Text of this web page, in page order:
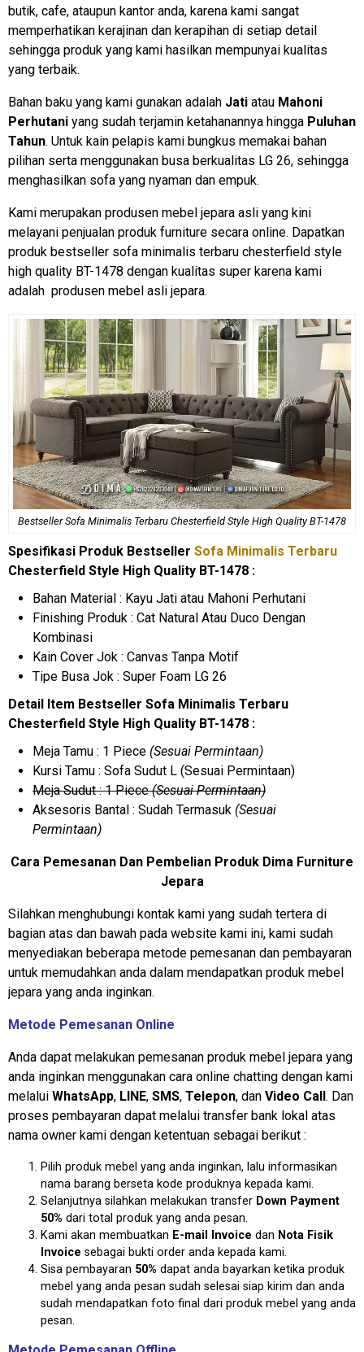
butik, cafe, ataupun kantor anda, karena kami sangat
memperhatikan kerajinan dan kerapihan di setiap detail
sehingga produk yang kami hasilkan mempunyai kualitas
yang terbaik.
Bahan baku yang kami gunakan adalah Jati atau Mahoni
Perhutani yang sudah terjamin ketahanannya hingga Puluhan
Tahun. Untuk kain pelapis kami bungkus memakai bahan
pilihan serta menggunakan busa berkualitas LG 26, sehingga
menghasilkan sofa yang nyaman dan empuk.
Kami merupakan produsen mebel jepara asli yang kini
melayani penjualan produk furniture secara online. Dapatkan
produk bestseller sofa minimalis terbaru chesterfield style
high quality BT-1478 dengan kualitas super karena kami
adalah produsen mebel asli jepara.
Bestseller Sofa Minimalis Terbaru Chesterfield Style High Quality BT-1478
Spesifikasi Produk Bestseller Sofa Minimalis Terbaru
Chesterfield Style High Quality BT-1478 :
Bahan Material : Kayu Jati atau Mahoni Perhutani
Finishing Produk : Cat Natural Atau Duco Dengan
Kombinasi
Kain Cover Jok : Canvas Tanpa Motif
Tipe Busa Jok : Super Foam LG 26
Detail Item Bestseller Sofa Minimalis Terbaru
Chesterfield Style High Quality BT-1478 :
Meja Tamu : 1 Piece (Sesuai Permintaan)
Kursi Tamu : Sofa Sudut L (Sesuai Permintaan)
Meja Sudut : 1 Piece(Sesuai Permintaan)
Aksesoris Bantal : Sudah Termasuk (Sesuai
Permintaan)
Cara Pemesanan Dan Pembelian Produk Dima Furniture
Jepara
Silahkan menghubungi kontak kami yang sudah tertera di
bagian atas dan bawah pada website kami ini, kami sudah
menyediakan beberapa metode pemesanan dan pembayaran
untuk memudahkan anda dalam mendapatkan produk mebel
jepara yang anda inginkan.
Metode Pemesanan Online
Anda dapat melakukan pemesanan produk mebel jepara yang
anda inginkan menggunakan cara online chatting dengan kami
melalui WhatsApp, LINE, SMS, Telepon, dan Video Call. Dan
proses pembayaran dapat melalui transfer bank lokal atas
nama owner kami dengan ketentuan sebagai berikut :
Pilih produk mebel yang anda inginkan, lalu informasikan
nama barang berseta kode produknya kepada kami.
Selanjutnya silahkan melakukan transfer Down Payment
50% dari total produk yang anda pesan.
Kami akan membuatkan E-mail Invoice dan Nota Fisik
Invoice sebagai bukti order anda kepada kami.
Sisa pembayaran 50% dapat anda bayarkan ketika produk
mebel yang anda pesan sudah selesai siap kirim dan anda
sudah mendapatkan foto final dari produk mebel yang anda
pesan.